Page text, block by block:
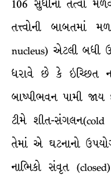
106 સુધીનાં તત્વો
તત્ત્વોની બાબતમાં
nucleus) એટલી બધી
ધરાવે છે કે ઇચ્છિત
બાષ્પીભવન પામી
ટીમે શીત-સંગલન(cold
તેમાં એ ઘટનાનો
નાભિકો સંવૃત